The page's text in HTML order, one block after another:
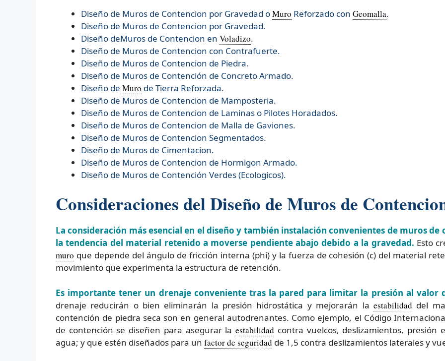
Diseño de Muros de Contencion por Gravedad oMuro Reforzado con Geomalla.
Diseño de Muros de Contencion por Gravedad.
Diseño deMuros de Contencion en Voladizo.
Diseño de Muros de Contencion con Contrafuerte.
Diseño de Muros de Contencion de Piedra.
Diseño de Muros de Contención de Concreto Armado.
Diseño de Muro de Tierra Reforzada.
Diseño de Muros de Contencion de Mamposteria.
Diseño de Muros de Contencion de Laminas o Pilotes Horadados.
Diseño de Muros de Contencion de Malla de Gaviones.
Diseño de Muros de Contencion Segmentados.
Diseño de Muros de Cimentacion.
Diseño de Muros de Contencion de Hormigon Armado.
Diseño de Muros de Contención Verdes (Ecologicos).
Consideraciones del Diseño de Muros de
La consideración más esencial en el diseño y también instalación convenientes de muros
la tendencia del material retenido a moverse pendiente abajo debido a la gravedad. Esto
muro que depende del ángulo de fricción interna (phi) y la fuerza de cohesión (c) del material
movimiento que experimenta la estructura de retención.
Es importante tener un drenaje conveniente tras la pared para limitar la presión al valor
drenaje reducirán o bien eliminarán la presión hidrostática y mejorarán la estabilidad del
contención de piedra seca son en general autodrenantes. Como ejemplo, el Código
de contención se diseñen para asegurar laestabilidad contra vuelcos, deslizamientos, presión
agua; y que estén diseñados para un factor de seguridad de 1,5 contra deslizamientos laterales y